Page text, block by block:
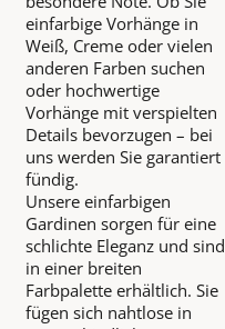
einfarbige Vorhänge in
Weiß, Creme oder vielen
anderen Farben suchen
oder hochwertige
Vorhänge mit verspielten
Details bevorzugen – bei
uns werden Sie garantiert
fündig.
Unsere einfarbigen
Gardinen sorgen für eine
schlichte Eleganz und sind
in einer breiten
Farbpalette erhältlich. Sie
fügen sich nahtlose in